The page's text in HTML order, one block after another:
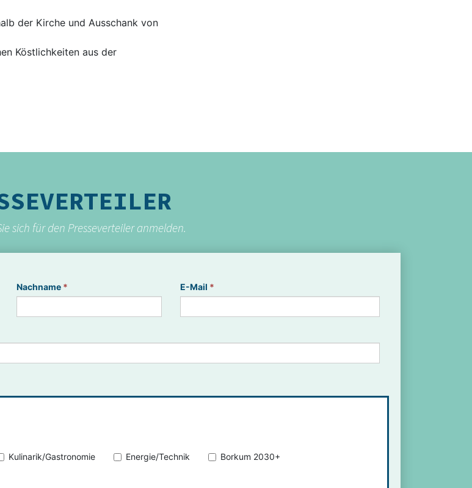
der Kirche und Ausschank von
Köstlichkeiten aus der
sich für den Presseverteiler anmelden.
Nachname * E-Mail *
Kulinarik/Gastronomie Energie/Technik Borkum 2030+